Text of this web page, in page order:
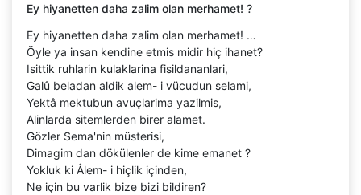
Ey hiyanetten daha zalim olan merhamet! ?
Ey hiyanetten daha zalim olan merhamet! …
Öyle ya insan kendine etmis midir hiç ihanet?
Isittik ruhlarin kulaklarina fisildananlari,
Galû beladan aldik alem- i vücudun selami,
Yektâ mektubun avuçlarima yazilmis,
Alinlarda sitemlerden birer alamet.
Gözler Sema'nin müsterisi,
Dimagim dan dökülenler de kime emanet ?
Yokluk ki Âlem- i hiçlik içinden,
Ne için bu varlik bize bizi bildiren?